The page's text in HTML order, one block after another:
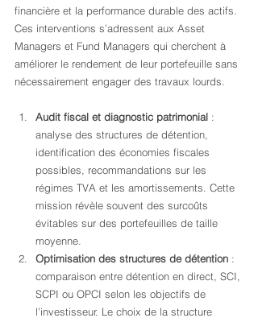
financière et la performance durable des actifs.
Ces interventions s’adressent aux Asset
Managers et Fund Managers qui cherchent à
améliorer le rendement de leur portefeuille sans
nécessairement engager des travaux lourds.
Audit fiscal et diagnostic patrimonial :
analyse des structures de détention,
identification des économies fiscales
possibles, recommandations sur les
régimes TVA et les amortissements. Cette
mission révèle souvent des surcoûts
évitables sur des portefeuilles de taille
moyenne.
Optimisation des structures de détention :
comparaison entre détention en direct, SCI,
SCPI ou OPCI selon les objectifs de
l’investisseur. Le choix de la structure